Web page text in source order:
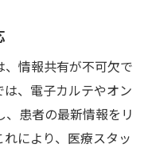
情報共有が不可欠で
、電子カルテやオン
患者の最新情報をリ
により、医療スタッ